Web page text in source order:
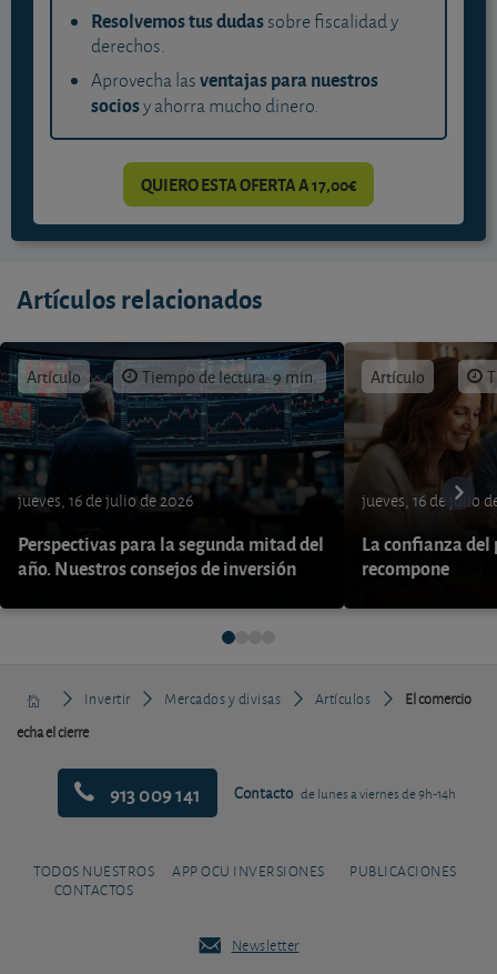
Resolvemos tus dudassobre fiscalidad y
derechos.
Aprovecha lasventajas para nuestros
sociosy ahorra mucho dinero.
QUIERO ESTA OFERTA A 17,00€
Artículos relacionados
Artículo Tiempo de lectura: 9 min.
jueves, 16 de julio de 2026
Perspectivas para la segunda mitad del
año. Nuestros consejos de inversión
Artículo
jueves, 16 de julio
La confianza del
recompone
Invertir Mercados y divisas Artículos
El comercio
echa el cierre
913 009 141 Contacto de lunes a viernes de 9h-14h
TODOS NUESTROS
CONTACTOS
APP OCU INVERSIONES PUBLICACIONES
Newsletter